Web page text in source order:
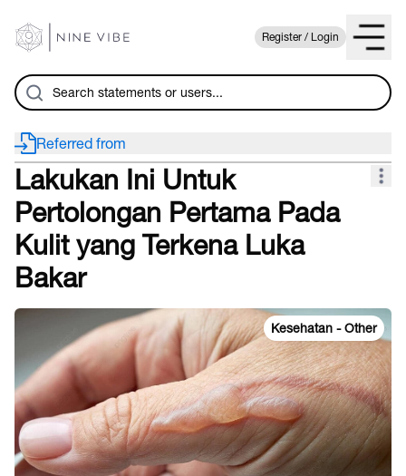
Register / Login
Lakukan Ini Untuk
Pertolongan Pertama Pada
Kulit yang Terkena Luka
Bakar
Kesehatan - Other
Referred from